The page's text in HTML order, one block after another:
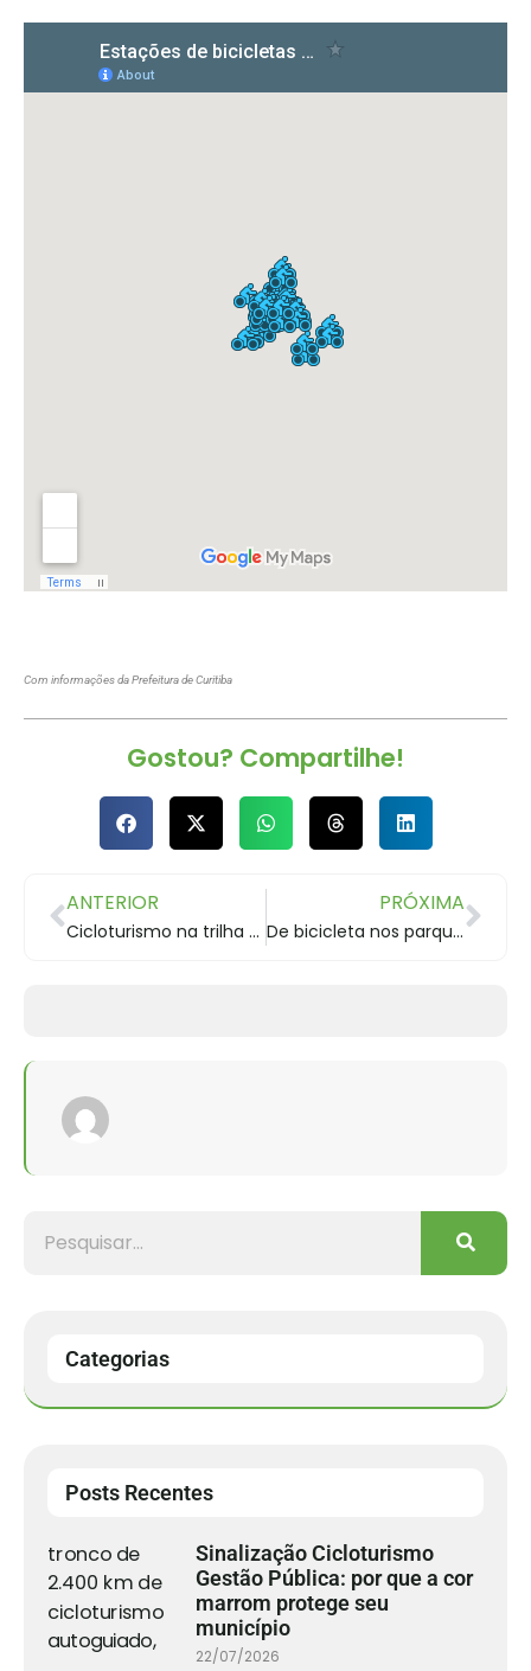
Com informações da Prefeitura de Curitiba
Gostou? Compartilhe!
ANTERIOR
Cicloturismo na trilha fazenda Dr. Eneas
PRÓXIMA
De bicicleta nos parques de Curitiba e SJP
Categorias
Posts Recentes
Sinalização Cicloturismo
Gestão Pública: por que a cor
marrom protege seu
município
22/07/2026